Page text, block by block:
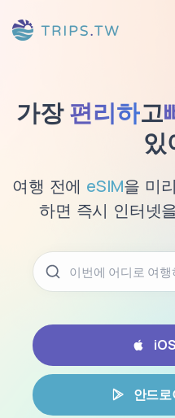
가장편리하고
있
여행 전에 eSIM을 미
하면 즉시 인터넷
안드